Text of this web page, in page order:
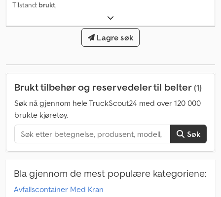
Tilstand: brukt,
Lagre søk
Brukt tilbehør og reservedeler til belter(1)
Søk nå gjennom hele TruckScout24 med over 120 000
brukte kjøretøy.
Søk
Bla gjennom de mest populære kategoriene:
Avfallscontainer Med Kran